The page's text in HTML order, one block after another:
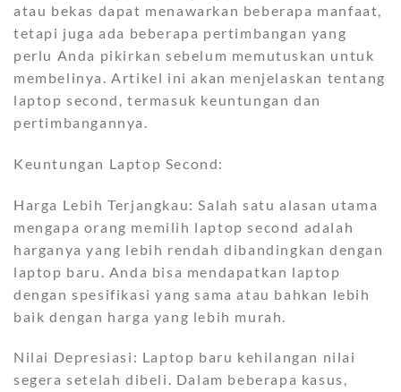
atau bekas dapat menawarkan beberapa manfaat,
tetapi juga ada beberapa pertimbangan yang
perlu Anda pikirkan sebelum memutuskan untuk
membelinya. Artikel ini akan menjelaskan tentang
laptop second, termasuk keuntungan dan
pertimbangannya.
Keuntungan Laptop Second:
Harga Lebih Terjangkau: Salah satu alasan utama
mengapa orang memilih laptop second adalah
harganya yang lebih rendah dibandingkan dengan
laptop baru. Anda bisa mendapatkan laptop
dengan spesifikasi yang sama atau bahkan lebih
baik dengan harga yang lebih murah.
Nilai Depresiasi: Laptop baru kehilangan nilai
segera setelah dibeli. Dalam beberapa kasus,